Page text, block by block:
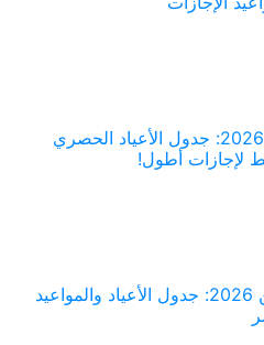
العطل الرسمية في هيسن 2026: جدول الأعياد الحصري
لإجازات أطول!
العطل الرسمية في تورينغن 2026: جدول الأعياد والمواعيد